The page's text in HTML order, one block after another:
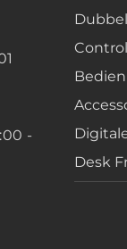
-
Desk